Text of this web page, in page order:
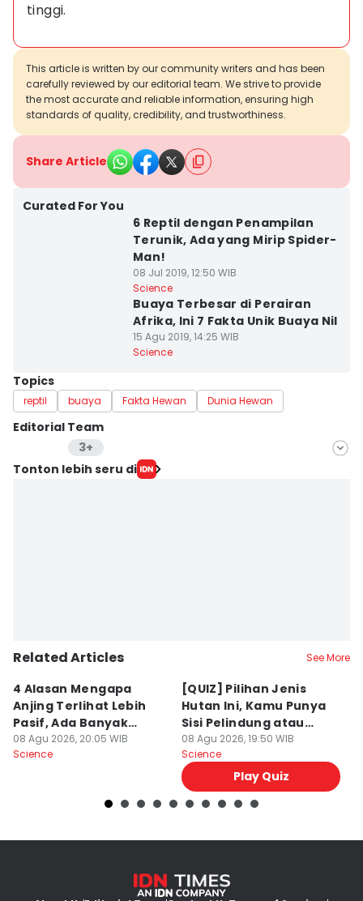
tinggi.
This article is written by our community writers and has been
carefully reviewed by our editorial team. We strive to provide
the most accurate and reliable information, ensuring high
standards of quality, credibility, and trustworthiness.
Share Article
Curated For You
6 Reptil dengan Penampilan
Terunik, Ada yang Mirip Spider-
Man!
08 Jul 2019, 12:50 WIB
Science
Buaya Terbesar di Perairan
Afrika, Ini 7 Fakta Unik Buaya Nil
15 Agu 2019, 14:25 WIB
Science
Topics
reptil buaya Fakta Hewan Dunia Hewan
Editorial Team
3+
Editor
Tonton lebih seru di
Related Articles See More
4 Alasan Mengapa
Anjing Terlihat Lebih
Pasif, Ada Banyak
Faktor!
08 Agu 2026, 20:05 WIB
Science
[QUIZ] Pilihan Jenis
Hutan Ini, Kamu Punya
Sisi Pelindung atau
Penghancur?
08 Agu 2026, 19:50 WIB
Science
Play Quiz